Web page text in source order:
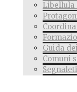
Libellula
Guida
Comuni